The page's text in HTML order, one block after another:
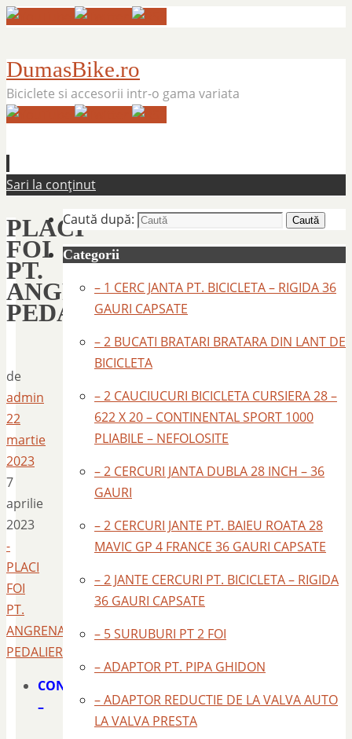
DumasBike.ro
Biciclete si accesorii intr-o gama variata
Sari la conținut
PLACI
FOI
PT.
ANGRENAJ
PEDALIER
de
admin
22
martie
2023
7
aprilie
2023
-
PLACI
FOI
PT.
ANGRENAJ
PEDALIER
CONTACT
–
Caută după: Caută
Categorii
– 1 CERC JANTA PT. BICICLETA – RIGIDA 36
GAURI CAPSATE
– 2 BUCATI BRATARI BRATARA DIN LANT DE
BICICLETA
– 2 CAUCIUCURI BICICLETA CURSIERA 28 –
622 X 20 – CONTINENTAL SPORT 1000
PLIABILE – NEFOLOSITE
– 2 CERCURI JANTA DUBLA 28 INCH – 36
GAURI
– 2 CERCURI JANTE PT. BAIEU ROATA 28
MAVIC GP 4 FRANCE 36 GAURI CAPSATE
– 2 JANTE CERCURI PT. BICICLETA – RIGIDA
36 GAURI CAPSATE
– 5 SURUBURI PT 2 FOI
– ADAPTOR PT. PIPA GHIDON
– ADAPTOR REDUCTIE DE LA VALVA AUTO
LA VALVA PRESTA